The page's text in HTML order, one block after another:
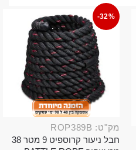
-32%
מק"ט: ROP389B
חבל ניעור קרוספיט 9 מטר 38